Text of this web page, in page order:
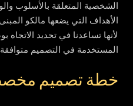
الشخصية المتعلقة بالأسلوب
الأهداف التي يضعها مالكو
لأنها تساعدنا في تحديد
المستخدمة في التصميم
خطة تصميم